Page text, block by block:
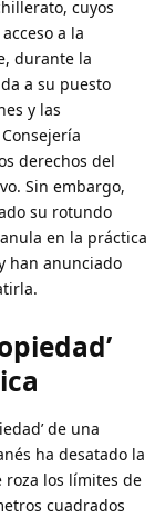
cuyos
a la
durante la
a su puesto
y las
derechos del
Sin embargo,
su rotundo
en la práctica
han anunciado
de una
ha desatado la
los límites de
cuadrados